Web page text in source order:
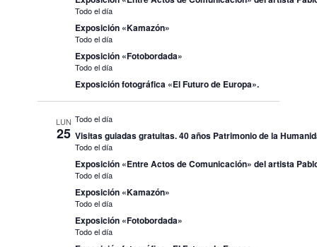
Todo el día
Exposición «Kamazón»
Todo el día
Exposición «Fotobordada»
Todo el día
Exposición fotográfica «El Futuro de Europa».
LUN
25
Todo el día
Visitas guiadas gratuitas. 40 años Patrimonio de la
Todo el día
Exposición «Entre Actos de Comunicación» del artista
Todo el día
Exposición «Kamazón»
Todo el día
Exposición «Fotobordada»
Todo el día